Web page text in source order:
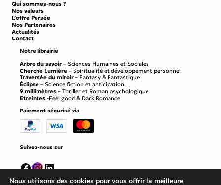
Qui sommes-nous ?
Nos valeurs
L’offre Persée
Nos Partenaires
Actualités
Contact
Notre librairie
Arbre du savoir – Sciences Humaines et Sociales
Cherche Lumière – Spiritualité et développement personnel
Traversée du miroir – Fantasy & Fantastique
Éclipse – Science fiction et anticipation
9 millimètres – Thriller et Roman psychologique
Etreintes -Feel good & Dark Romance
Paiement sécurisé via
Suivez-nous sur
Facebook
Instagram
LinkedIn
Nous utilisons des cookies pour vous offrir la meilleure